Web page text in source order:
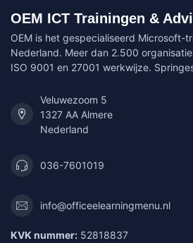
OEM ICT Trainingen &
OEM is het gespecialiseerd Microsoft-
Nederland. Meer dan 2.500
ISO 9001 en 27001 werkwijze.
Veluwezoom 5
1327 AA Almere
Nederland
036-7601019
info@officeelearningmenu.nl
KVK nummer: 52818837